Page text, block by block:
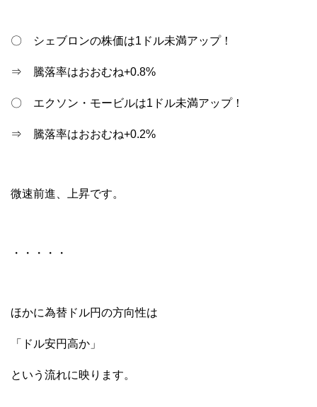
〇 シェブロンの株価は1ドル未満アップ！
⇒ 騰落率はおおむね+0.8%
〇 エクソン・モービルは1ドル未満アップ！
⇒ 騰落率はおおむね+0.2%
微速前進、上昇です。
・・・・・
ほかに為替ドル円の方向性は
「ドル安円高か」
という流れに映ります。